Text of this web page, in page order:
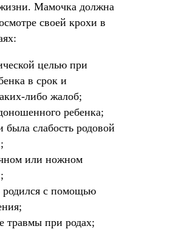
Мамочка должна
своей крохи в
целью при
в срок и
либо жалоб;
ребенка;
была слабость родовой
или ножном
родился с помощью
травмы при родах;